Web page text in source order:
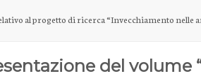
al progetto di ricerca “Invecchiamento nelle
del volume